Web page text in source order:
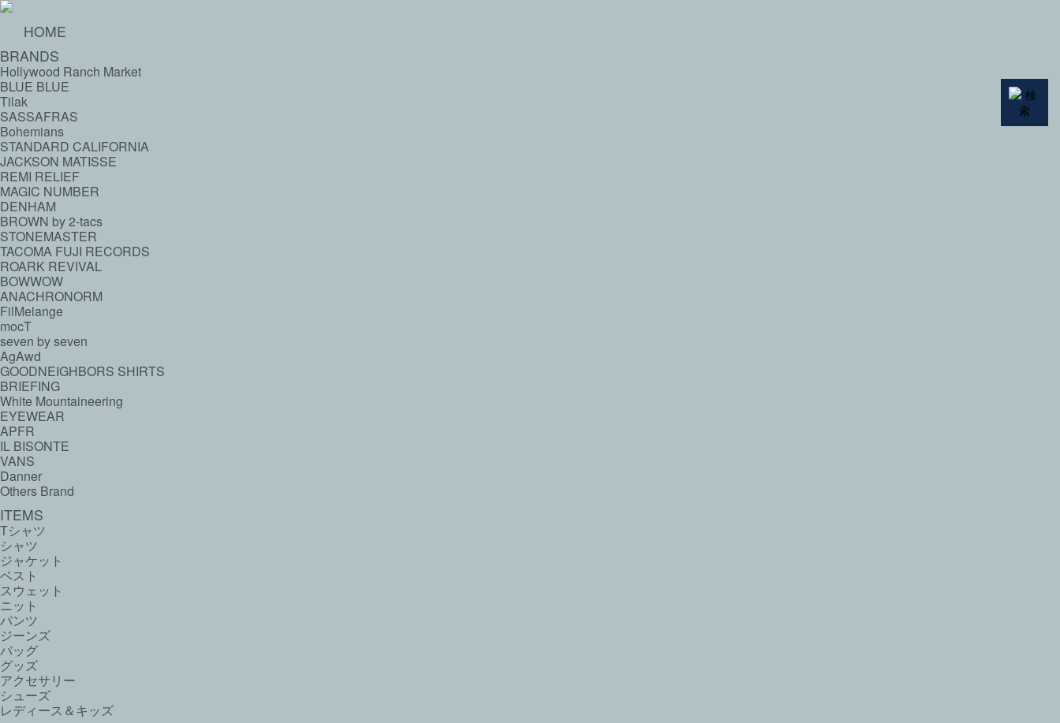
HOME
BRANDS
Hollywood Ranch Market
BLUE BLUE
Tilak
SASSAFRAS
Bohemians
STANDARD CALIFORNIA
JACKSON MATISSE
REMI RELIEF
MAGIC NUMBER
DENHAM
BROWN by 2-tacs
STONEMASTER
TACOMA FUJI RECORDS
ROARK REVIVAL
BOWWOW
ANACHRONORM
FilMelange
mocT
seven by seven
AgAwd
GOODNEIGHBORS SHIRTS
BRIEFING
White Mountaineering
EYEWEAR
APFR
IL BISONTE
VANS
Danner
Others Brand
ITEMS
Tシャツ
シャツ
ジャケット
ベスト
スウェット
ニット
パンツ
ジーンズ
バッグ
グッズ
アクセサリー
シューズ
レディース＆キッズ